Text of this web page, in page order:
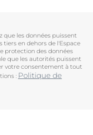
que les données puissent
tiers en dehors de l'Espace
protection des données
que les autorités puissent
votre consentement à tout
: Politique de